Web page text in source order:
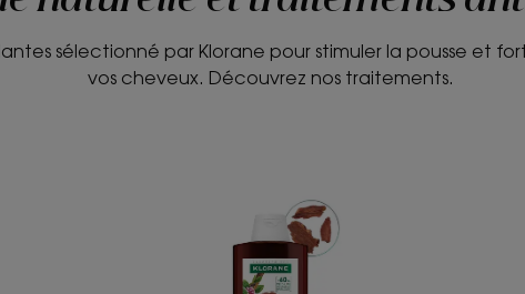
sélectionné par Klorane pour stimuler la pousse et
vos cheveux. Découvrez nos traitements.
Shampoing
fortifiant
et
stimulant